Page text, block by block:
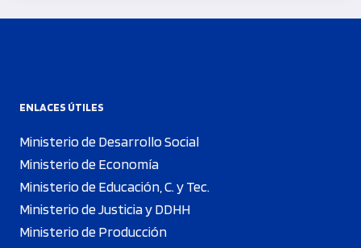
ENLACES ÚTILES
Ministerio de Desarrollo Social
Ministerio de Economía
Ministerio de Educación, C. y Tec.
Ministerio de Justicia y DDHH
Ministerio de Producción